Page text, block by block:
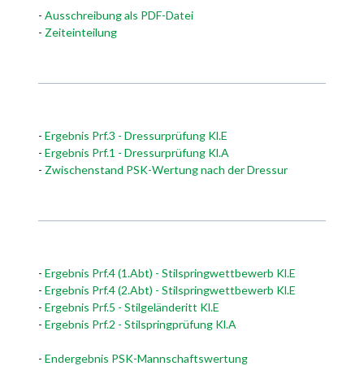
- Ausschreibung als PDF-Datei
- Zeiteinteilung
- Ergebnis Prf.3 - Dressurprüfung Kl.E
- Ergebnis Prf.1 - Dressurprüfung Kl.A
- Zwischenstand PSK-Wertung nach der Dressur
- Ergebnis Prf.4 (1.Abt) - Stilspringwettbewerb Kl.E
- Ergebnis Prf.4 (2.Abt) - Stilspringwettbewerb Kl.E
- Ergebnis Prf.5 - Stilgeländeritt Kl.E
- Ergebnis Prf.2 - Stilspringprüfung Kl.A
- Endergebnis PSK-Mannschaftswertung